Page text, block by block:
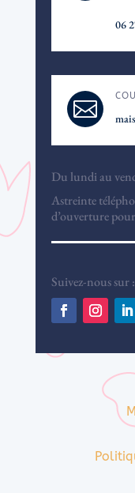
06

Du lundi au
Astreinte
d’ouverture
Suivez-nous sur :